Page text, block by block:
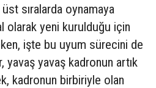
sıralarda oynamaya
olarak yeni kurulduğu için
işte bu uyum sürecini de
yavaş yavaş kadronun artık
kadronun birbiriyle olan